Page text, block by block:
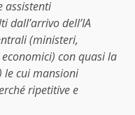
assistenti
dall’arrivo dell’IA
(ministeri,
con quasi la
le cui mansioni
ripetitive e